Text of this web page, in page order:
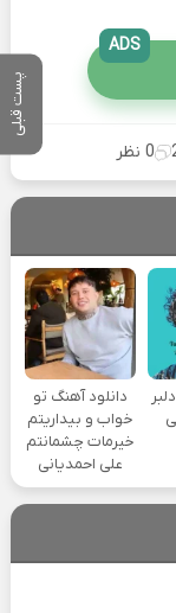
پست قبلی
ADS
0 نظر
دانلود آهنگ تو
خواب و بیداریتم
خیرمات چشمانتم
علی احمدیانی